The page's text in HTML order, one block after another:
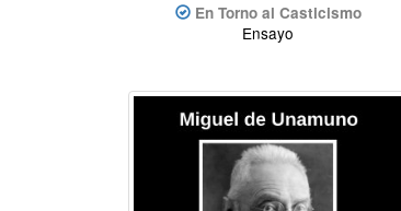
En Torno al Casticismo
Ensayo